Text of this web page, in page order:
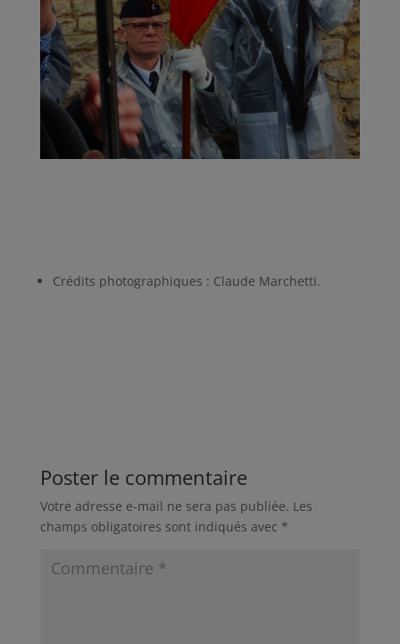
Crédits photographiques : Claude Marchetti.
Poster le commentaire
Votre adresse e-mail ne sera pas publiée. Les
champs obligatoires sont indiqués avec *